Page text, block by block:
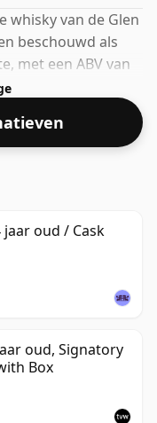
whisky van de Glen
beschouwd als
met een ABV van
bottelgrootte
jaar oud / Cask
oud, Signatory
Box